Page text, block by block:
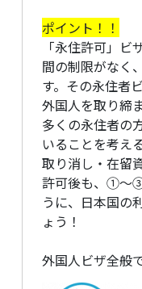
ポイント！！
「永住許可」
間の制限がなく
す。その永住者
外国人を取り締
多くの永住者の
いることを考え
取り消し・在留
許可後も、①～
うに、日本国の
ょう！
外国人ビザ全般